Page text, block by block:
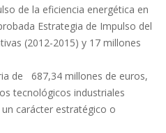
de la eficiencia energética en
Estrategia de Impulso del
(2012-2015) y 17 millones
de 687,34 millones de euros,
tecnológicos industriales
carácter estratégico o